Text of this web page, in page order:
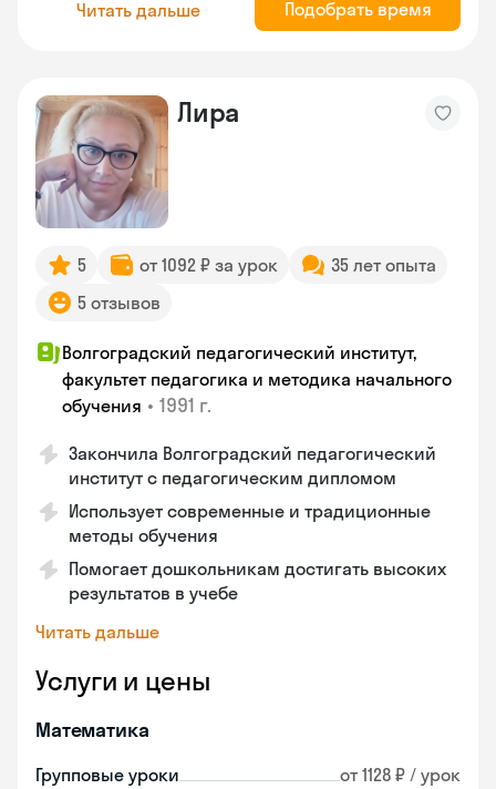
Читать дальше Подобрать время
Лира
5 от 1092 ₽ за урок
35 лет опыта
5 отзывов
Волгоградский педагогический институт,
факультет педагогика и методика начального
обучения • 1991 г.
Закончила Волгоградский педагогический
институт с педагогическим дипломом
Использует современные и традиционные
методы обучения
Помогает дошкольникам достигать высоких
результатов в учебе
Читать дальше
Услуги и цены
Математика
Групповые уроки от 1128 ₽ / урок